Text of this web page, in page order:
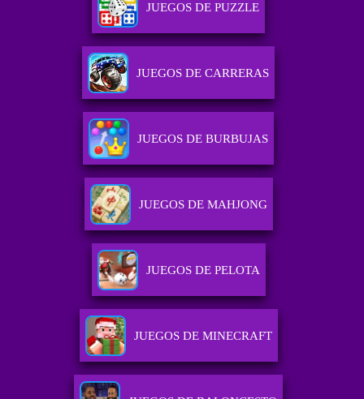
JUEGOS DE PUZZLE
JUEGOS DE CARRERAS
JUEGOS DE BURBUJAS
JUEGOS DE MAHJONG
JUEGOS DE PELOTA
JUEGOS DE MINECRAFT